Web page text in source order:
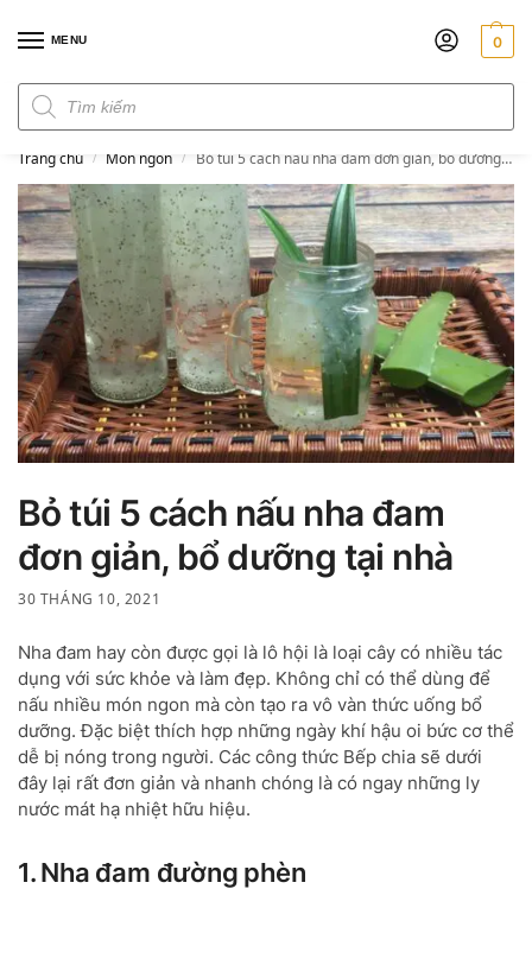
MENU 0
Trang chủ / Món ngon / Bỏ túi 5 cách nấu nha đam đơn giản, bổ dưỡng tại nhà
Bỏ túi 5 cách nấu nha đam
đơn giản, bổ dưỡng tại nhà
30 THÁNG 10, 2021
Nha đam hay còn được gọi là lô hội là loại cây có nhiều tác
dụng với sức khỏe và làm đẹp. Không chỉ có thể dùng để
nấu nhiều món ngon mà còn tạo ra vô vàn thức uống bổ
dưỡng. Đặc biệt thích hợp những ngày khí hậu oi bức cơ thể
dễ bị nóng trong người. Các công thức Bếp chia sẽ dưới
đây lại rất đơn giản và nhanh chóng là có ngay những ly
nước mát hạ nhiệt hữu hiệu.
1. Nha đam đường phèn